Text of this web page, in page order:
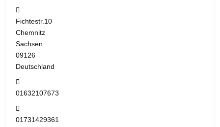
Fichtestr.10
Chemnitz
Sachsen
09126
Deutschland
01632107673
01731429361